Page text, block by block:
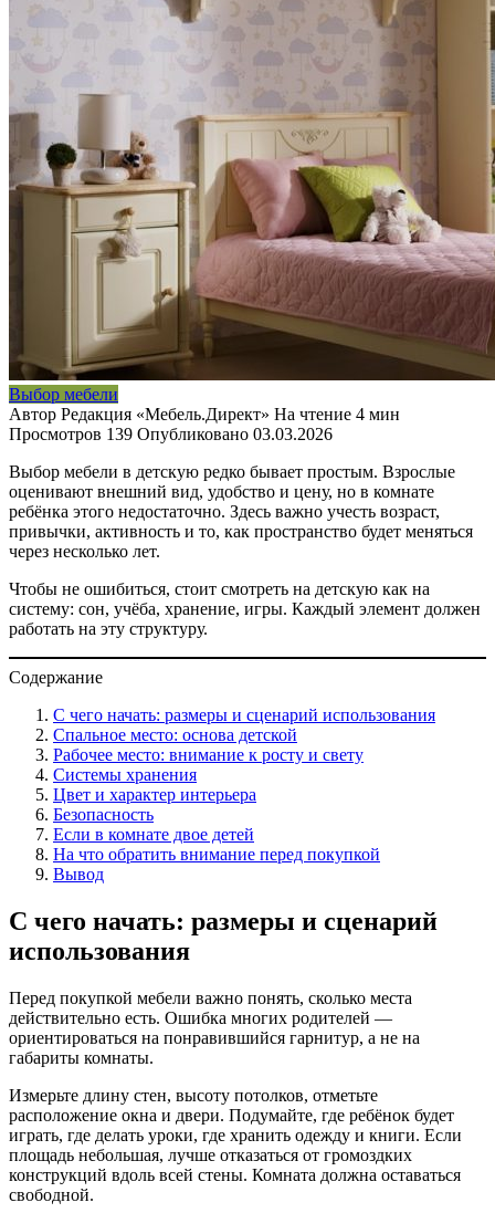
Выбор мебели
Автор Редакция «Мебель.Директ» На чтение 4 мин
Просмотров 139 Опубликовано 03.03.2026
Выбор мебели в детскую редко бывает простым. Взрослые
оценивают внешний вид, удобство и цену, но в комнате
ребёнка этого недостаточно. Здесь важно учесть возраст,
привычки, активность и то, как пространство будет меняться
через несколько лет.
Чтобы не ошибиться, стоит смотреть на детскую как на
систему: сон, учёба, хранение, игры. Каждый элемент должен
работать на эту структуру.
Содержание
С чего начать: размеры и сценарий использования
Спальное место: основа детской
Рабочее место: внимание к росту и свету
Системы хранения
Цвет и характер интерьера
Безопасность
Если в комнате двое детей
На что обратить внимание перед покупкой
Вывод
С чего начать: размеры и сценарий
использования
Перед покупкой мебели важно понять, сколько места
действительно есть. Ошибка многих родителей —
ориентироваться на понравившийся гарнитур, а не на
габариты комнаты.
Измерьте длину стен, высоту потолков, отметьте
расположение окна и двери. Подумайте, где ребёнок будет
играть, где делать уроки, где хранить одежду и книги. Если
площадь небольшая, лучше отказаться от громоздких
конструкций вдоль всей стены. Комната должна оставаться
свободной.